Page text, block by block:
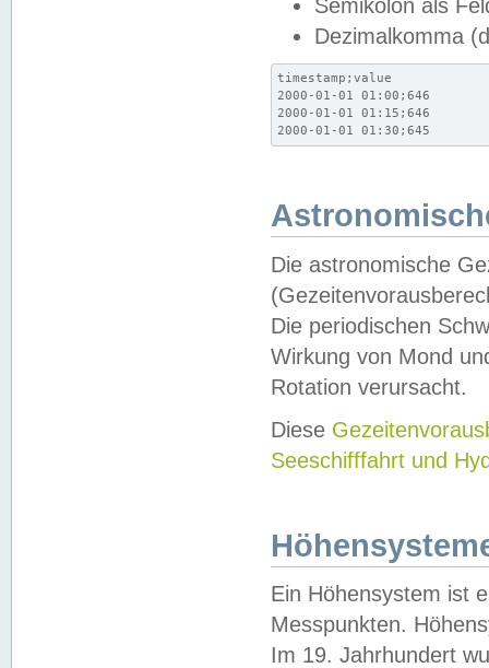
Semikolon als
Dezimalkomma
timestamp;value
2000-01-01 01:00;646
2000-01-01 01:15;646
2000-01-01 01:30;645
Die astronomische
Die periodischen
Wirkung von Mond
Rotation verursacht.
Diese
Seeschifffahrt und
Ein Höhensystem ist
Messpunkten.
Im 19. Jahrhundert